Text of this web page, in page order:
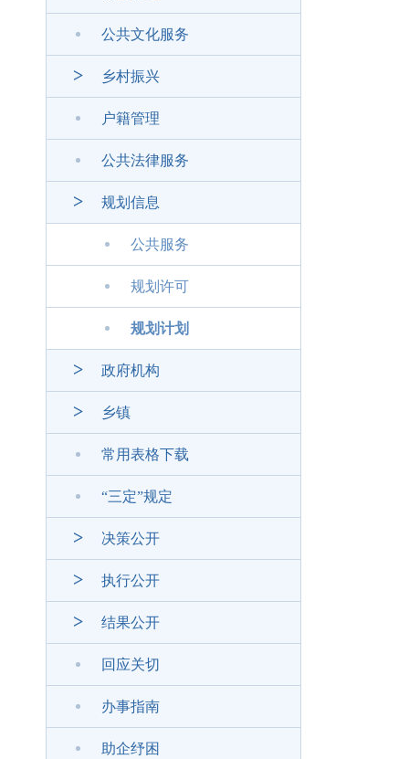
公共文化服务
乡村振兴
户籍管理
公共法律服务
规划信息
公共服务
规划许可
规划计划
政府机构
乡镇
常用表格下载
“三定”规定
决策公开
执行公开
结果公开
回应关切
办事指南
助企纾困